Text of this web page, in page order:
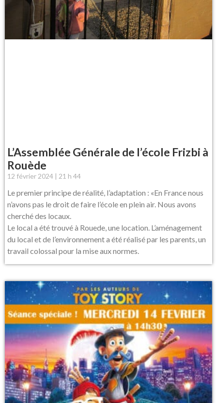
L’Assemblée Générale de l’école Frizbi à
Rouède
12 février 2024 21 h 44
Le premier principe de réalité, l’adaptation : «En France nous
n’avons pas le droit de faire l’école en plein air. Nous avons
cherché des locaux.
Le local a été trouvé à Rouede, une location. L’aménagement
du local et de l’environnement a été réalisé par les parents, un
travail colossal pour la mise aux normes.